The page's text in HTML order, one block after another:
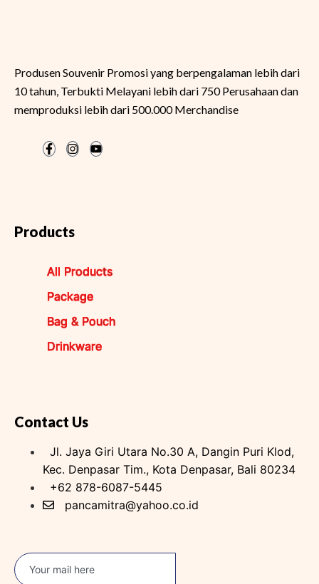
Produsen Souvenir Promosi yang berpengalaman lebih dari
10 tahun, Terbukti Melayani lebih dari 750 Perusahaan dan
memproduksi lebih dari 500.000 Merchandise
Products
All Products
Package
Bag & Pouch
Drinkware
Contact Us
Jl. Jaya Giri Utara No.30 A, Dangin Puri Klod,
Kec. Denpasar Tim., Kota Denpasar, Bali 80234
+62 878-6087-5445
pancamitra@yahoo.co.id